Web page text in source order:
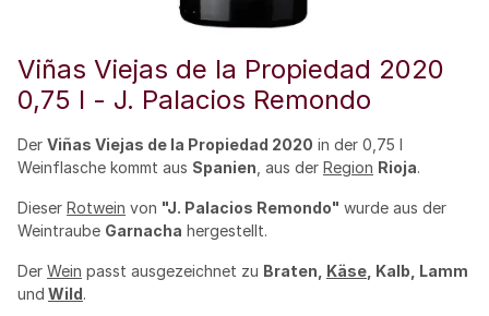
Viñas Viejas de la Propiedad 2020
0,75 l - J. Palacios Remondo
Der Viñas Viejas de la Propiedad 2020 in der 0,75 l
Weinflasche kommt aus Spanien , aus der Region Rioja.
Dieser Rotwein von "J. Palacios Remondo" wurde aus der
Weintraube Garnacha hergestellt.
Der Wein passt ausgezeichnet zu Braten, Käse , Kalb, Lamm
und Wild.